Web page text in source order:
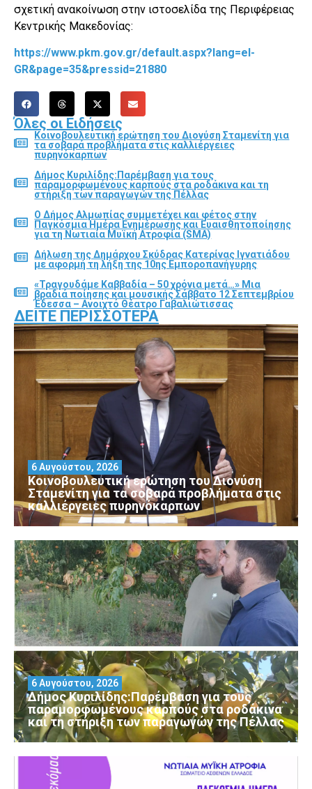
σχετική ανακοίνωση στην ιστοσελίδα της Περιφέρειας
Κεντρικής Μακεδονίας:
https://www.pkm.gov.gr/default.aspx?lang=el-
GR&page=35&pressid=21880
Όλες οι Ειδήσεις
Κοινοβουλευτική ερώτηση του Διονύση Σταμενίτη για
τα σοβαρά προβλήματα στις καλλιέργειες
πυρηνόκαρπων
Δήμος Κυριλίδης:Παρέμβαση για τους
παραμορφωμένους καρπούς στα ροδάκινα και τη
στήριξη των παραγωγών της Πέλλας
Ο Δήμος Αλμωπίας συμμετέχει και φέτος στην
Παγκόσμια Ημέρα Ενημέρωσης και Ευαισθητοποίησης
για τη Νωτιαία Μυϊκή Ατροφία (SMA)
Δήλωση της Δημάρχου Σκύδρας Κατερίνας Ιγνατιάδου
με αφορμή τη λήξη της 10ης Εμποροπανήγυρης
«Τραγουδάμε Καββαδία – 50 χρόνια μετά…» Μια
βραδιά ποίησης και μουσικής Σάββατο 12 Σεπτεμβρίου
Έδεσσα – Ανοιχτό Θέατρο Γαβαλιώτισσας
ΔΕΊΤΕ ΠΕΡΙΣΣΌΤΕΡΑ
Κοινοβουλευτική ερώτηση του Διονύση
Σταμενίτη για τα σοβαρά προβλήματα στις
καλλιέργειες πυρηνόκαρπων
6 Αυγούστου, 2026
Δήμος Κυριλίδης:Παρέμβαση για τους
παραμορφωμένους καρπούς στα ροδάκινα
και τη στήριξη των παραγωγών της Πέλλας
6 Αυγούστου, 2026